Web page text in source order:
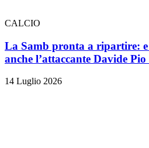
CALCIO
La Samb pronta a ripartire: e
anche l’attaccante Davide
14 Luglio 2026